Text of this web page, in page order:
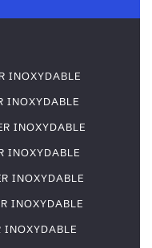
INOXYDABLE
INOXYDABLE
INOXYDABLE
INOXYDABLE
INOXYDABLE
INOXYDABLE
INOXYDABLE